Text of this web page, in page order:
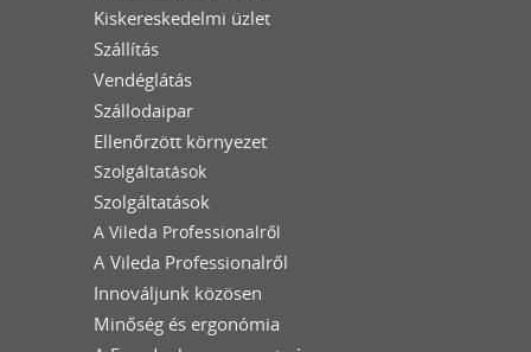
Kiskereskedelmi üzlet
Szállítás
Vendéglátás
Szállodaipar
Ellenőrzött környezet
Szolgáltatások
Szolgáltatások
A Vileda Professionalről
A Vileda Professionalről
Innováljunk közösen
Minőség és ergonómia